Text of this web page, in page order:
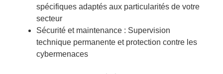
spécifiques adaptés aux particularités de votre
secteur
Sécurité et maintenance : Supervision
technique permanente et protection contre les
cybermenaces